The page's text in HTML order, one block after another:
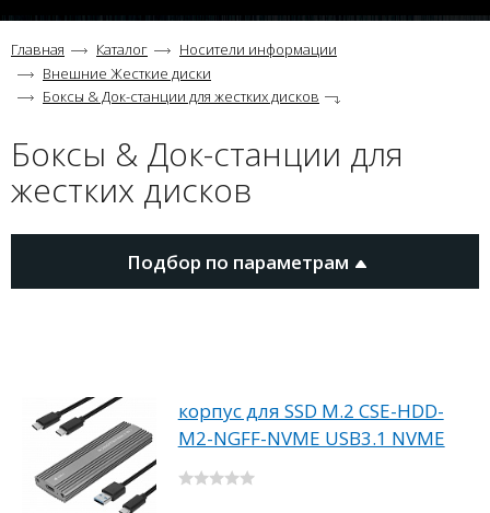
Главная Каталог
Носители информации
Внешние Жесткие диски
Боксы & Док-станции для жестких дисков
Боксы & Док-станции для
жестких дисков
Подбор по параметрам
корпус для SSD M.2 CSE-HDD-
M2-NGFF-NVME USB3.1 NVME